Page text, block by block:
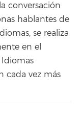
conversación
hablantes de
se realiza
en el
Idiomas
cada vez más